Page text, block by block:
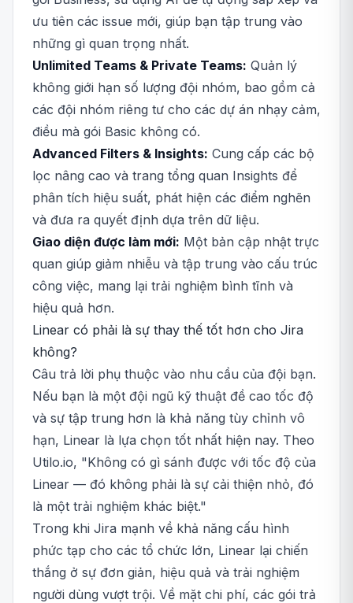
ưu tiên các issue mới, giúp bạn tập trung vào
những gì quan trọng nhất.
Unlimited Teams & Private Teams: Quản lý
không giới hạn số lượng đội nhóm, bao gồm cả
các đội nhóm riêng tư cho các dự án nhạy cảm,
điều mà gói Basic không có.
Advanced Filters & Insights: Cung cấp các bộ
lọc nâng cao và trang tổng quan Insights để
phân tích hiệu suất, phát hiện các điểm nghẽn
và đưa ra quyết định dựa trên dữ liệu.
Giao diện được làm mới: Một bản cập nhật trực
quan giúp giảm nhiễu và tập trung vào cấu trúc
công việc, mang lại trải nghiệm bình tĩnh và
hiệu quả hơn.
Linear có phải là sự thay thế tốt hơn cho Jira
không?
Câu trả lời phụ thuộc vào nhu cầu của đội bạn.
Nếu bạn là một đội ngũ kỹ thuật đề cao tốc độ
và sự tập trung hơn là khả năng tùy chỉnh vô
hạn, Linear là lựa chọn tốt nhất hiện nay. Theo
Utilo.io, "Không có gì sánh được với tốc độ của
Linear — đó không phải là sự cải thiện nhỏ, đó
là một trải nghiệm khác biệt."
Trong khi Jira mạnh về khả năng cấu hình
phức tạp cho các tổ chức lớn, Linear lại chiến
thắng ở sự đơn giản, hiệu quả và trải nghiệm
người dùng vượt trội. Về mặt chi phí, các gói trả